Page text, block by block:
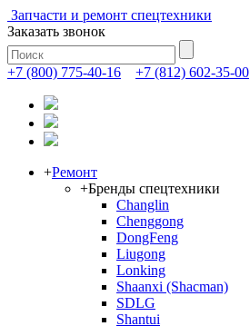
Запчасти и ремонт спецтехники
Заказать звонок
+7 (800) 775-40-16 +7 (812) 602-35-00
+Ремонт
+Бренды спецтехники
Changlin
Chenggong
DongFeng
Liugong
Lonking
Shaanxi (Shacman)
SDLG
Shantui